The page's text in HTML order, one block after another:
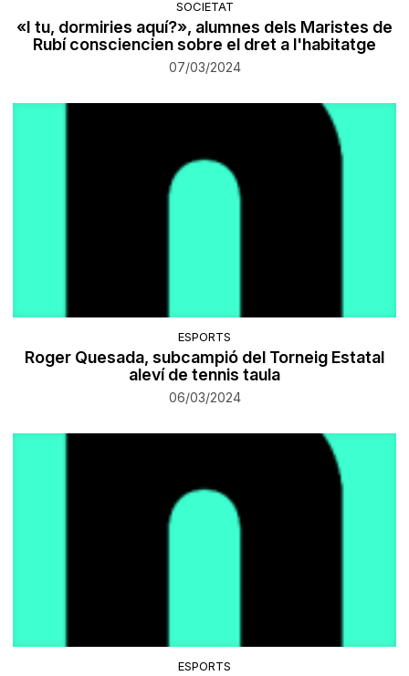
SOCIETAT
«I tu, dormiries aquí?», alumnes dels Maristes de
Rubí consciencien sobre el dret a l'habitatge
07/03/2024
ESPORTS
Roger Quesada, subcampió del Torneig Estatal
aleví de tennis taula
06/03/2024
ESPORTS